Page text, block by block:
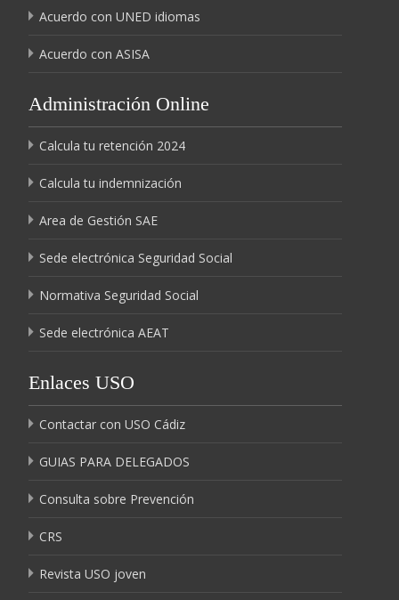
Acuerdo con UNED idiomas
Acuerdo con ASISA
Administración Online
Calcula tu retención 2024
Calcula tu indemnización
Area de Gestión SAE
Sede electrónica Seguridad Social
Normativa Seguridad Social
Sede electrónica AEAT
Enlaces USO
Contactar con USO Cádiz
GUIAS PARA DELEGADOS
Consulta sobre Prevención
CRS
Revista USO joven